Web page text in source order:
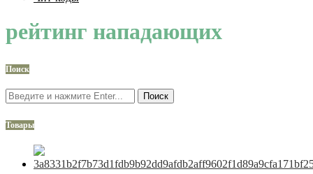
рейтинг нападающих
Поиск
Поиск
Товары